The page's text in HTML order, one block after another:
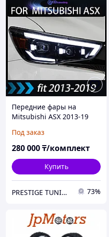
Передние фары на
Mitsubishi ASX 2013-19
Под заказ
280 000₸/комплект
Купить
PRESTIGE TUNING 73%